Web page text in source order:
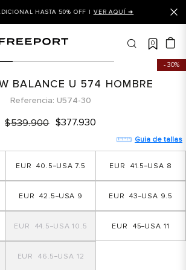
HASTA 50% OFF | VER AQUÍ ➜
0
30%
BALANCE U 574 HOMBRE
Referencia U574-30
$539.900 $377.930
Guia de tallas
7.5
40.5 8
41.5
9
42.5 9.5
43
10.5
44.5 11
45
12
46.5